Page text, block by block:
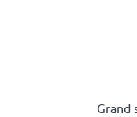
Grand